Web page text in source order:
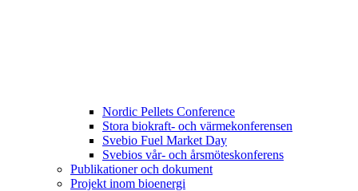
Nordic Pellets Conference
Stora biokraft- och värmekonferensen
Svebio Fuel Market Day
Svebios vår- och årsmöteskonferens
Publikationer och dokument
Projekt inom bioenergi